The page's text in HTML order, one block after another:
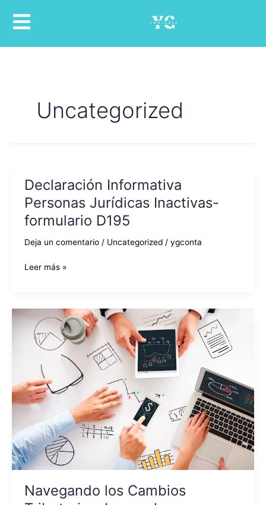
contenido
Uncategorized
Declaración Informativa
Personas Jurídicas Inactivas-
formulario D195
Deja un comentario / Uncategorized/ ygconta
Declaración
Informativa
Personas
Jurídicas
formulario
Leer más »
Navegando los Cambios
Navegando
Cambios
Tributarios:
que
los
Contadores
Saber
en
2024